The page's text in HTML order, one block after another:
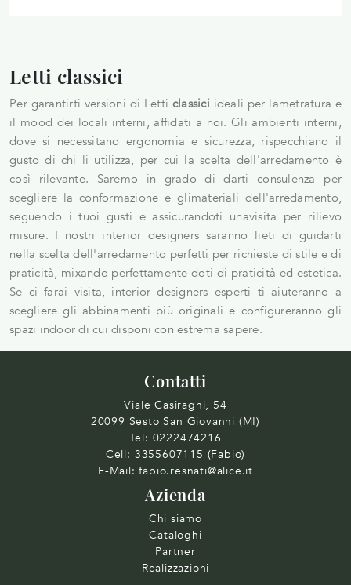
Letti classici
Per garantirti versioni di Letti classici ideali per lametratura e
il mood dei locali interni, affidati a noi. Gli ambienti interni,
dove si necessitano ergonomia e sicurezza, rispecchiano il
gusto di chi li utilizza, per cui la scelta dell'arredamento è
così rilevante. Saremo in grado di darti consulenza per
scegliere la conformazione e glimateriali dell'arredamento,
seguendo i tuoi gusti e assicurandoti unavisita per rilievo
misure. I nostri interior designers saranno lieti di guidarti
nella scelta dell'arredamento perfetti per richieste di stile e di
praticità, mixando perfettamente doti di praticità ed estetica.
Se ci farai visita, interior designers esperti ti aiuteranno a
scegliere gli abbinamenti più originali e configureranno gli
spazi indoor di cui disponi con estrema sapere.
Contatti
Viale Casiraghi, 54
20099 Sesto San Giovanni (MI)
Tel: 0222474216
Cell: 3355607115 (Fabio)
E-Mail: fabio.resnati@alice.it
Azienda
Chi siamo
Cataloghi
Partner
Realizzazioni